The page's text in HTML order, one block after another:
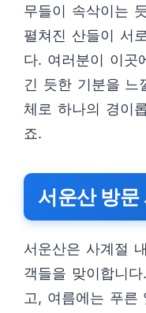
무들이 속삭이는
펼쳐진 산들이 서
다. 여러분이 이곳
긴 듯한 기분을 느
체로 하나의 경이
죠.
서운산 방문
서운산은 사계절
객들을 맞이합니
고, 여름에는 푸른